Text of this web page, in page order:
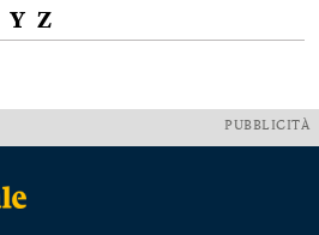
Y Z
PUBBLICITÀ